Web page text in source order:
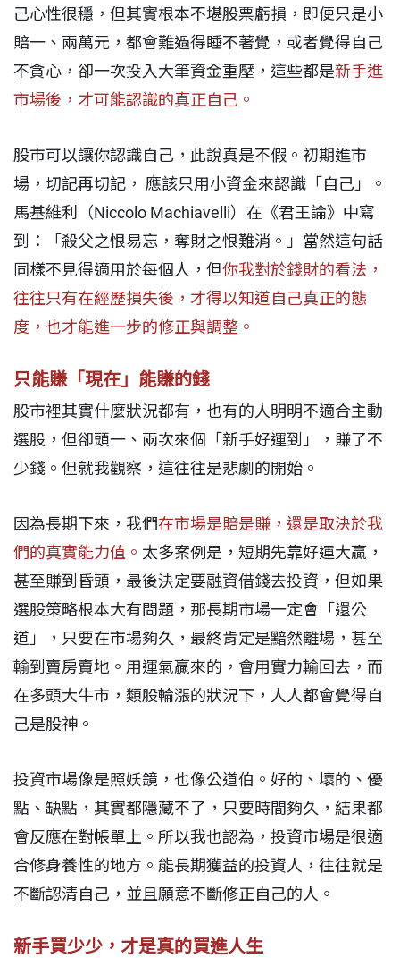
己心性很穩，但其實根本不堪股票虧損，即便只是小
賠一、兩萬元，都會難過得睡不著覺，或者覺得自己
不貪心，卻一次投入大筆資金重壓，這些都是新手進
市場後，才可能認識的真正自己。
股市可以讓你認識自己，此說真是不假。初期進市
場，切記再切記， 應該只用小資金來認識「自己」。
馬基維利（Niccolo Machiavelli）在《君王論》中寫
到：「殺父之恨易忘，奪財之恨難消。」當然這句話
同樣不見得適用於每個人，但你我對於錢財的看法，
往往只有在經歷損失後，才得以知道自己真正的態
度，也才能進一步的修正與調整。
只能賺「現在」能賺的錢
股市裡其實什麼狀況都有，也有的人明明不適合主動
選股，但卻頭一、兩次來個「新手好運到」，賺了不
少錢。但就我觀察，這往往是悲劇的開始。
因為長期下來，我們在市場是賠是賺，還是取決於我
們的真實能力值。 太多案例是，短期先靠好運大贏，
甚至賺到昏頭，最後決定要融資借錢去投資，但如果
選股策略根本大有問題，那長期市場一定會「還公
道」，只要在市場夠久，最終肯定是黯然離場，甚至
輸到賣房賣地。用運氣贏來的，會用實力輸回去，而
在多頭大牛市，類股輪漲的狀況下，人人都會覺得自
己是股神。
投資市場像是照妖鏡，也像公道伯。好的、壞的、優
點、缺點，其實都隱藏不了，只要時間夠久，結果都
會反應在對帳單上。所以我也認為，投資市場是很適
合修身養性的地方。能長期獲益的投資人，往往就是
不斷認清自己，並且願意不斷修正自己的人。
新手買少少，才是真的買進人生